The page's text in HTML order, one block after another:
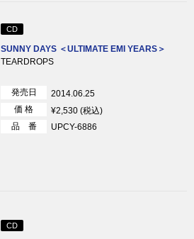
CD
SUNNY DAYS ＜ULTIMATE EMI YEARS＞
TEARDROPS
発売日
2014.06.25
価 格
¥2,530 (税込)
品 番
UPCY-6886
CD